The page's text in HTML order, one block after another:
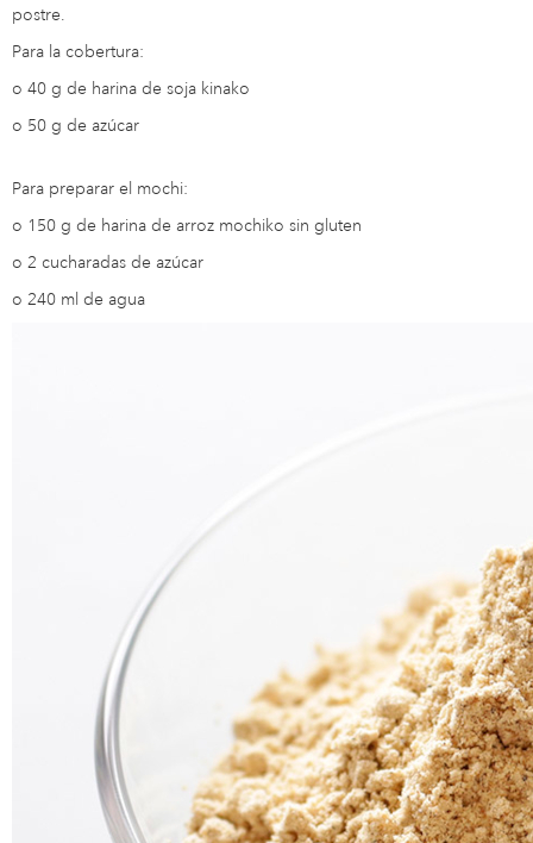
postre.
Para la cobertura:
o 40 g de harina de soja kinako
o 50 g de azúcar
Para preparar el mochi:
o 150 g de harina de arroz mochiko sin gluten
o 2 cucharadas de azúcar
o 240 ml de agua